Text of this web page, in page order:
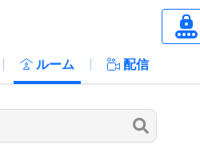
ルーム 配信